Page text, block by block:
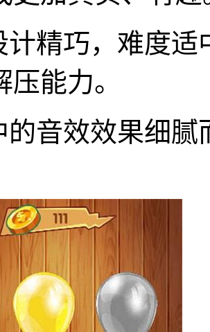
计精巧，难度
压能力。
的音效效果细